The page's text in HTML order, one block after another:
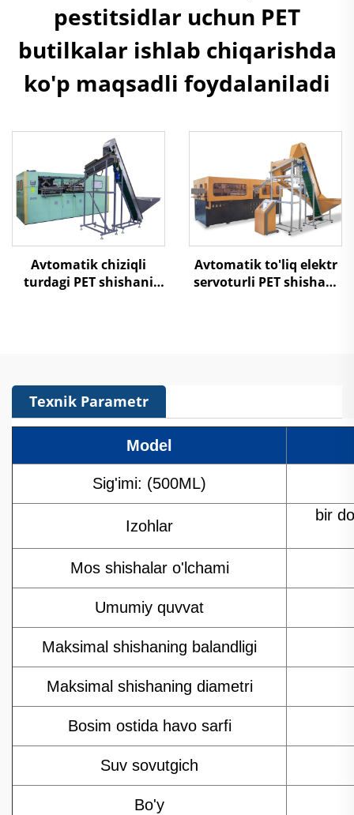
pestitsidlar uchun PET
butilkalar ishlab chiqarishda
ko'p maqsadli foydalaniladi
Avtomatik chiziqli
turdagi PET shishani
Avtomatik to'liq elektr
servoturli PET shishani
Texnik Parametr
Model
Sig'imi: (500ML)
Izohlar
bir
Mos shishalar o'lchami
Umumiy quvvat
Maksimal shishaning balandligi
Maksimal shishaning diametri
Bosim ostida havo sarfi
Suv sovutgich
Bo'y